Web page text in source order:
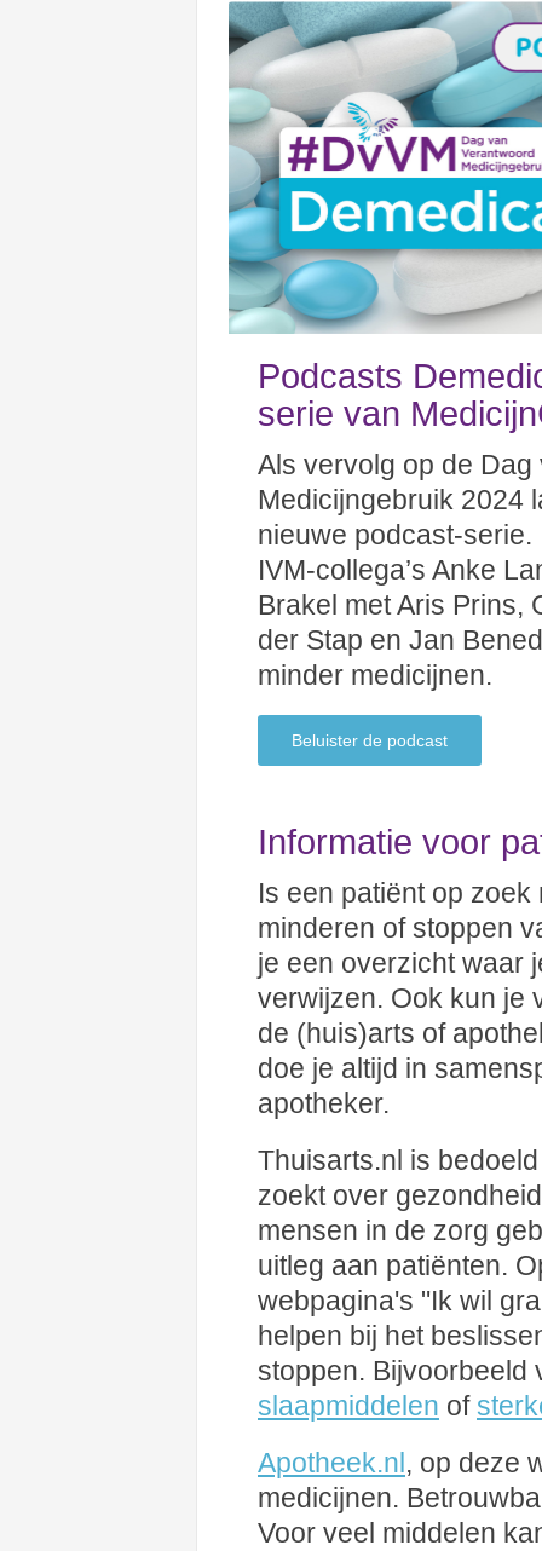
Podcasts
serie van
Als vervolg op de
Medicijngebruik 2024
nieuwe podcast-
IVM-collega’s Anke
Brakel met Aris Prins,
der Stap en Jan
minder medicijnen.
Beluister de podcast
Informatie voor
Is een patiënt op
minderen of stoppen
je een overzicht waar
verwijzen. Ook kun je
de (huis)arts of
doe je altijd in
apotheker.
Thuisarts.nl is
zoekt over
mensen in de zorg
uitleg aan patiënten.
webpagina's "Ik wil
helpen bij het
stoppen. Bijvoorbeeld
slaapmiddelen of
Apotheek.nl, op deze
medicijnen.
Voor veel middelen